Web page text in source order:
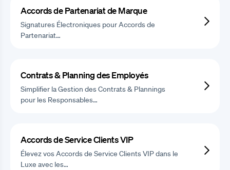
Accords de Partenariat de Marque
Signatures Électroniques pour Accords de
Partenariat…
Contrats & Planning des Employés
Simplifier la Gestion des Contrats & Plannings
pour les Responsables…
Accords de Service Clients VIP
Élevez vos Accords de Service Clients VIP dans le
Luxe avec les…